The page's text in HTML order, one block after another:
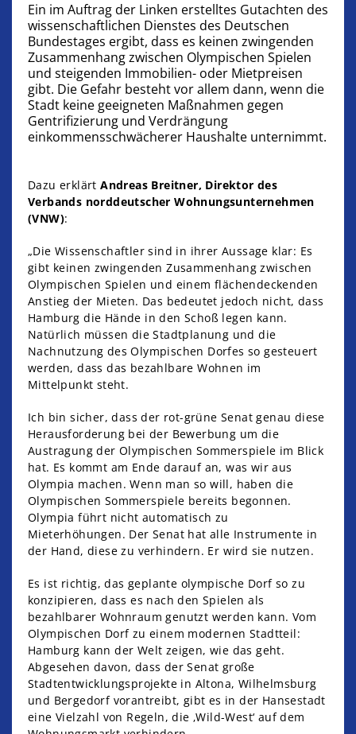
Ein im Auftrag der Linken erstelltes Gutachten des
wissenschaftlichen Dienstes des Deutschen
Bundestages ergibt, dass es keinen zwingenden
Zusammenhang zwischen Olympischen Spielen
und steigenden Immobilien- oder Mietpreisen
gibt. Die Gefahr besteht vor allem dann, wenn die
Stadt keine geeigneten Maßnahmen gegen
Gentrifizierung und Verdrängung
einkommensschwächerer Haushalte unternimmt.
Dazu erklärtAndreas Breitner, Direktor des
Verbands norddeutscher Wohnungsunternehmen
(VNW):
„Die Wissenschaftler sind in ihrer Aussage klar: Es
gibt keinen zwingenden Zusammenhang zwischen
Olympischen Spielen und einem flächendeckenden
Anstieg der Mieten. Das bedeutet jedoch nicht, dass
Hamburg die Hände in den Schoß legen kann.
Natürlich müssen die Stadtplanung und die
Nachnutzung des Olympischen Dorfes so gesteuert
werden, dass das bezahlbare Wohnen im
Mittelpunkt steht.
Ich bin sicher, dass der rot-grüne Senat genau diese
Herausforderung bei der Bewerbung um die
Austragung der Olympischen Sommerspiele im Blick
hat. Es kommt am Ende darauf an, was wir aus
Olympia machen. Wenn man so will, haben die
Olympischen Sommerspiele bereits begonnen.
Olympia führt nicht automatisch zu
Mieterhöhungen. Der Senat hat alle Instrumente in
der Hand, diese zu verhindern. Er wird sie nutzen.
Es ist richtig, das geplante olympische Dorf so zu
konzipieren, dass es nach den Spielen als
bezahlbarer Wohnraum genutzt werden kann. Vom
Olympischen Dorf zu einem modernen Stadtteil:
Hamburg kann der Welt zeigen, wie das geht.
Abgesehen davon, dass der Senat große
Stadtentwicklungsprojekte in Altona, Wilhelmsburg
und Bergedorf vorantreibt, gibt es in der Hansestadt
eine Vielzahl von Regeln, die ‚Wild-West‘ auf dem